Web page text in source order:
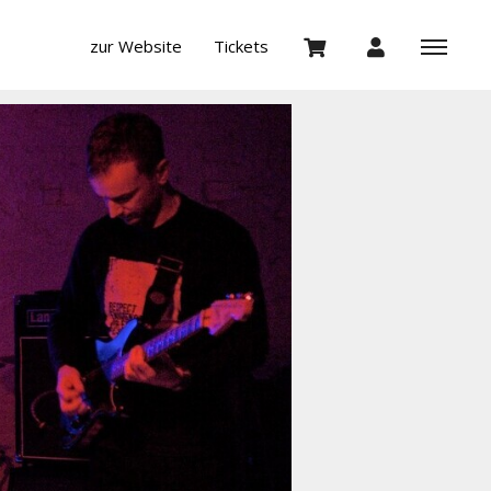
zur Website Tickets